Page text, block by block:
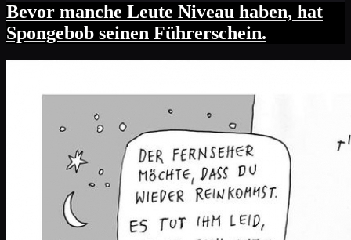
Bevor manche Leute Niveau haben, hat
Spongebob seinen Führerschein.